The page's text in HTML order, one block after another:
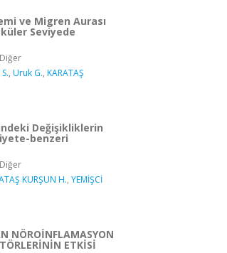
ve Migren Aurası
Seviyede
, Uruk G., KARATAŞ
Değişikliklerin
benzeri
KURŞUN H., YEMİŞCİ
NÖROİNFLAMASYON
ETKİSİ